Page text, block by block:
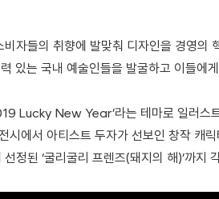
자들의 취향에 발맞춰 디자인을 경영
력 있는 국내 예술인들을 발굴하고 이들
Lucky New Year’라는 테마로 일러스
시에서 아티스트 두자가 선보인 창작 캐
정된 ‘굴리굴리 프렌즈(돼지의 해)’까지